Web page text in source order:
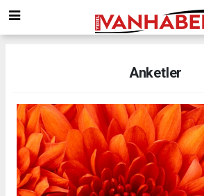
Anketler